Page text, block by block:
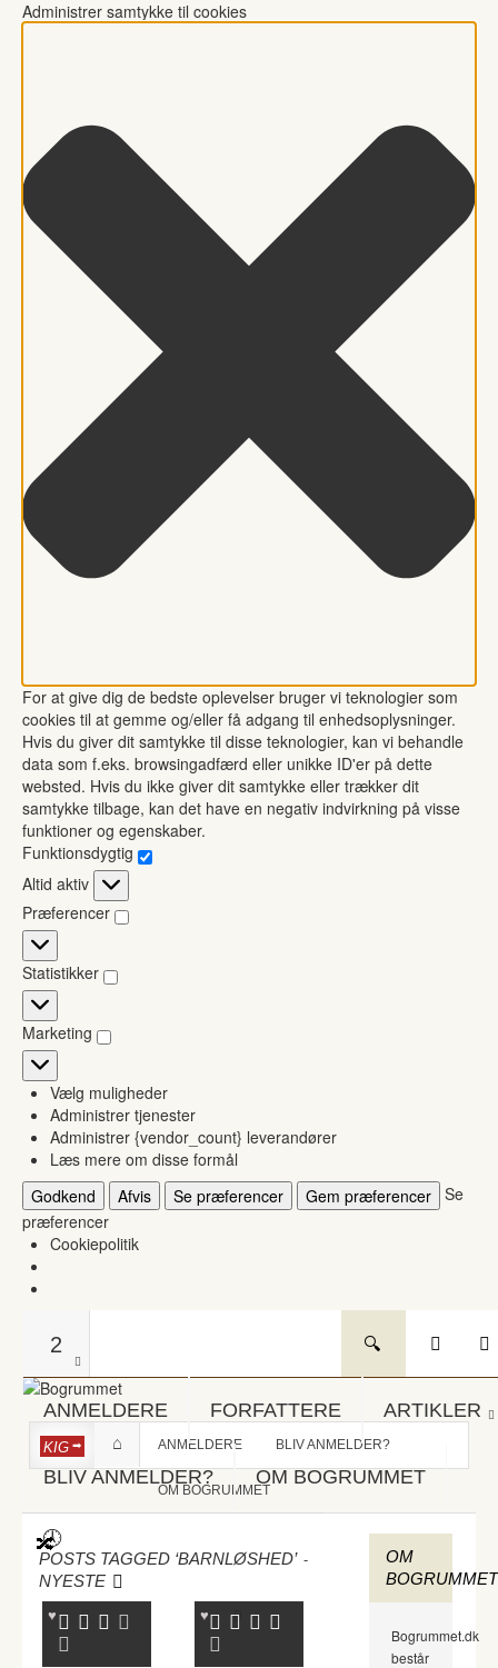
Administrer samtykke til cookies
For at give dig de bedste oplevelser bruger vi teknologier som
cookies til at gemme og/eller få adgang til enhedsoplysninger.
Hvis du giver dit samtykke til disse teknologier, kan vi behandle
data som f.eks. browsingadfærd eller unikke ID'er på dette
websted. Hvis du ikke giver dit samtykke eller trækker dit
samtykke tilbage, kan det have en negativ indvirkning på visse
funktioner og egenskaber.
Funktionsdygtig
Funktionsdygtig
Altid aktiv
Præferencer
Præferencer
Statistikker
Statistikker
Marketing
Marketing
Vælg muligheder
Administrer tjenester
Administrer {vendor_count} leverandører
Læs mere om disse formål
Godkend
Afvis Se præferencer Gem præferencer Se
præferencer
Cookiepolitik
2
ANMELDERE FORFATTERE ARTIKLER
BLIV ANMELDER? OM BOGRUMMET
KIG ANMELDERE BLIV ANMELDER?
OM BOGRUMMET
POSTS TAGGED ‘BARNLØSHED’ -
NYESTE
OM
BOGRUMMET
Bogrummet.dk
består